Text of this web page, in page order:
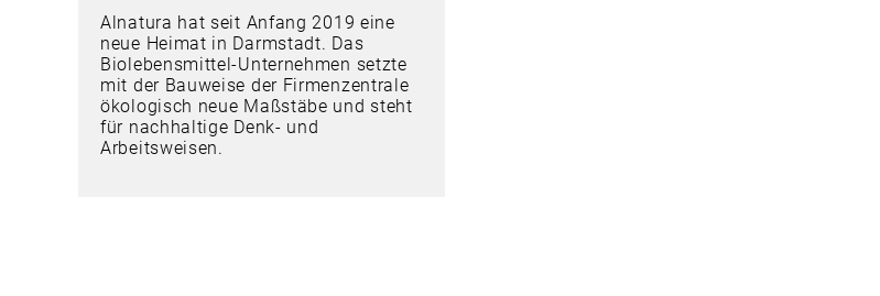
Alnatura hat seit Anfang 2019 eine
neue Heimat in Darmstadt. Das
Biolebensmittel-Unternehmen setzte
mit der Bauweise der Firmenzentrale
ökologisch neue Maßstäbe und steht
für nachhaltige Denk- und
Arbeitsweisen.